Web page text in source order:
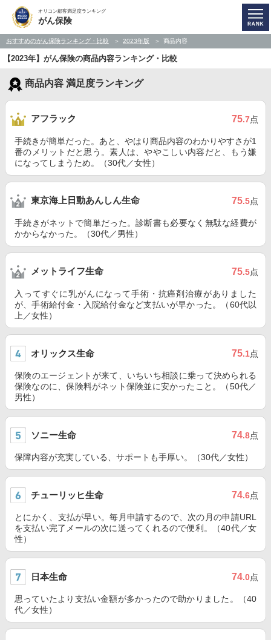
オリコン顧客満足度ランキング
がん保険
おすすめのがん保険ランキング・比較 2023年版 商品内容
【2023年】がん保険の商品内容ランキング・比較
商品内容 満足度ランキング
アフラック 75.7点
手続きが簡単だった。あと、やはり商品内容のわかりやすさが1
番のメリットだと思う。素人は、ややこしい内容だと、もう嫌
になってしまうため。（30代／女性）
東京海上日動あんしん生命 75.5点
手続きがネットで簡単だった。診断書も必要なく無駄な経費が
かからなかった。（30代／男性）
メットライフ生命 75.5点
入ってすぐに乳がんになって手術・抗癌剤治療がありました
が、手術給付金・入院給付金など支払いが早かった。（60代以
上／女性）
オリックス生命 75.1点
保険のエージェントが来て、いちいち相談に乗って決められる
保険なのに、保険料がネット保険並に安かったこと。（50代／
男性）
ソニー生命 74.8点
保障内容が充実している、サポートも手厚い。（30代／女性）
チューリッヒ生命 74.6点
とにかく、支払が早い。毎月申請するので、次の月の申請URL
を支払い完了メールの次に送ってくれるので便利。（40代／女
性）
日本生命 74.0点
思っていたより支払い金額が多かったので助かりました。（40
代／女性）